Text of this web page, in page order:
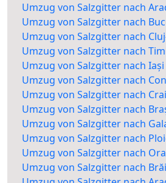
Umzug von Salzgitter nach
Umzug von Salzgitter nach
Umzug von Salzgitter nach
Umzug von Salzgitter nach
Umzug von Salzgitter nach Iași
Umzug von Salzgitter nach
Umzug von Salzgitter nach
Umzug von Salzgitter nach
Umzug von Salzgitter nach
Umzug von Salzgitter nach
Umzug von Salzgitter nach
Umzug von Salzgitter nach